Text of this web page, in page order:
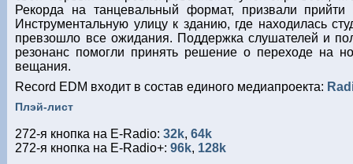
Рекорда на танцевальный формат, призвали
Инструментальную улицу к зданию, где находилась
превзошло все ожидания. Поддержка слушателей и
резонанс помогли принять решение о переходе на
вещания.
Record EDM входит в состав единого медиапроекта:
Плэй-лист
272-я кнопка на E-Radio:32k,64k
272-я кнопка на E-Radio+:96k, 128k